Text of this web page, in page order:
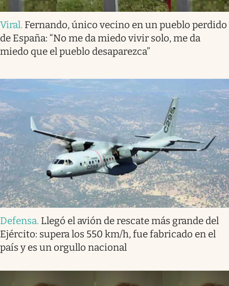
Viral. Fernando, único vecino en un pueblo perdido
de España: “No me da miedo vivir solo, me da
miedo que el pueblo desaparezca”
Defensa. Llegó el avión de rescate más grande del
Ejército: supera los 550 km/h, fue fabricado en el
país y es un orgullo nacional